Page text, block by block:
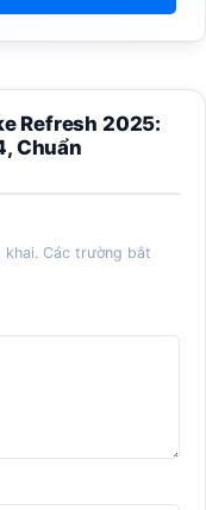
Refresh 2025:
Chuẩn
khai. Các trường bắt